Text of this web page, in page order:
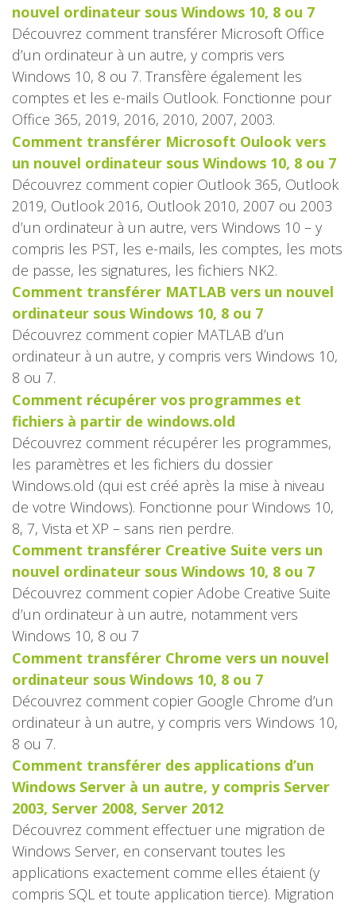
nouvel ordinateur sous Windows 10, 8 ou 7
Découvrez comment transférer Microsoft Office
d’un ordinateur à un autre, y compris vers
Windows 10, 8 ou 7. Transfère également les
comptes et les e-mails Outlook. Fonctionne pour
Office 365, 2019, 2016, 2010, 2007, 2003.
Comment transférer Microsoft Oulook vers
un nouvel ordinateur sous Windows 10, 8 ou 7
Découvrez comment copier Outlook 365, Outlook
2019, Outlook 2016, Outlook 2010, 2007 ou 2003
d’un ordinateur à un autre, vers Windows 10 – y
compris les PST, les e-mails, les comptes, les mots
de passe, les signatures, les fichiers NK2.
Comment transférer MATLAB vers un nouvel
ordinateur sous Windows 10, 8 ou 7
Découvrez comment copier MATLAB d’un
ordinateur à un autre, y compris vers Windows 10,
8 ou 7.
Comment récupérer vos programmes et
fichiers à partir de windows.old
Découvrez comment récupérer les programmes,
les paramètres et les fichiers du dossier
Windows.old (qui est créé après la mise à niveau
de votre Windows). Fonctionne pour Windows 10,
8, 7, Vista et XP – sans rien perdre.
Comment transférer Creative Suite vers un
nouvel ordinateur sous Windows 10, 8 ou 7
Découvrez comment copier Adobe Creative Suite
d’un ordinateur à un autre, notamment vers
Windows 10, 8 ou 7
Comment transférer Chrome vers un nouvel
ordinateur sous Windows 10, 8 ou 7
Découvrez comment copier Google Chrome d’un
ordinateur à un autre, y compris vers Windows 10,
8 ou 7.
Comment transférer des applications d’un
Windows Server à un autre, y compris Server
2003, Server 2008, Server 2012
Découvrez comment effectuer une migration de
Windows Server, en conservant toutes les
applications exactement comme elles étaient (y
compris SQL et toute application tierce). Migration